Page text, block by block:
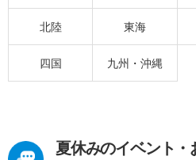
北陸 東海
四国 九州・沖縄
夏休みのイベント